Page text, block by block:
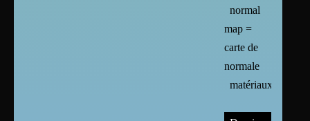
normal
map =
carte de
normale
matériaux